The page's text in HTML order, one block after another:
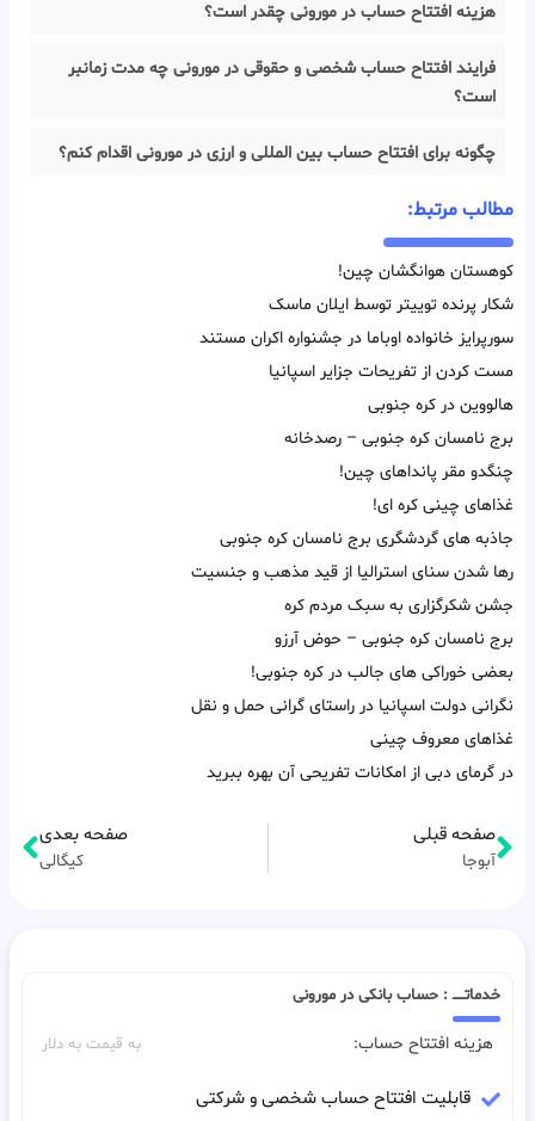
هزینه افتتاح حساب در مورونی چقدر است؟
فرایند افتتاح حساب شخصی و حقوقی در مورونی چه مدت زمانبر
است؟
چگونه برای افتتاح حساب بین المللی و ارزی در مورونی اقدام کنم؟
مطالب مرتبط:
کوهستان هوانگشان چین!
شکار پرنده توییتر توسط ایلان ماسک
سورپرایز خانواده اوباما در جشنواره اکران مستند
مست کردن از تفریحات جزایر اسپانیا
هالووین در کره جنوبی
برج نامسان کره جنوبی – رصدخانه
چنگدو مقر پانداهای چین!
غذاهای چینی کره ای!
جاذبه های گردشگری برج نامسان کره جنوبی
رها شدن سنای استرالیا از قید مذهب و جنسیت
جشن شکرگزاری به سبک مردم کره
برج نامسان کره جنوبی – حوض آرزو
بعضی خوراکی های جالب در کره جنوبی!
نگرانی دولت اسپانیا در راستای گرانی حمل و نقل
غذاهای معروف چینی
در گرمای دبی از امکانات تفریحی آن بهره ببرید
صفحه قبلی
آبوجا
صفحه بعدی
کیگالی
خدماتـــــ : حساب بانکی در مورونی
هزینه افتتاح حساب: به قیمت به دلار
قابلیت افتتاح حساب شخصی و شرکتی